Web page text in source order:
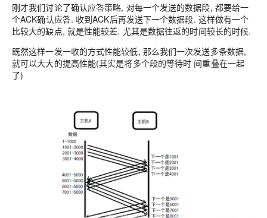
刚才我们讨论了确认应答策略, 对每一个发送的数据段, 都要给一
个ACK确认应答. 收到ACK后再发送下一个数据段. 这样做有一个
比较大的缺点, 就是性能较差. 尤其是数据往返的时间较长的时候.
既然这样一发一收的方式性能较低, 那么我们一次发送多条数据,
就可以大大的提高性能(其实是将多个段的等待时 间重叠在一起
了)